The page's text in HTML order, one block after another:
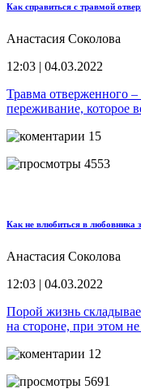
Как справиться с травмой
Анастасия Соколова
12:03 | 04.03.2022
Травма отверженного –
переживание, которое
15
4553
Как не влюбиться в любовника
Анастасия Соколова
12:03 | 04.03.2022
Порой жизнь
на стороне, при этом
12
5691